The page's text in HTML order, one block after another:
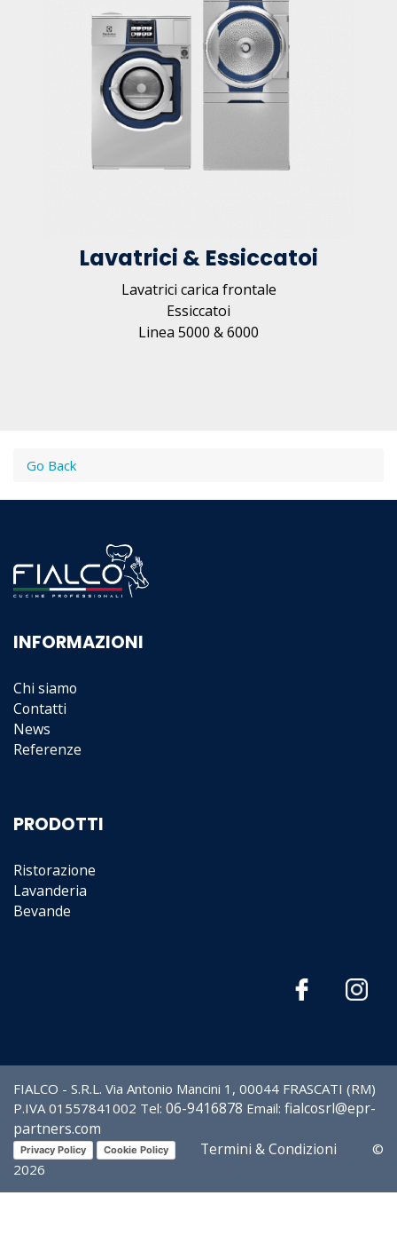
Lavatrici & Essiccatoi
Lavatrici carica frontale
Essiccatoi
Linea 5000 & 6000
Go Back
INFORMAZIONI
Chi siamo
Contatti
News
Referenze
PRODOTTI
Ristorazione
Lavanderia
Bevande
FIALCO - S.R.L. Via Antonio Mancini 1, 00044 FRASCATI (RM)
P.IVA 01557841002 Tel: 06-9416878 Email: fialcosrl@epr-
partners.com
Privacy Policy Cookie Policy Termini & Condizioni ©
2026